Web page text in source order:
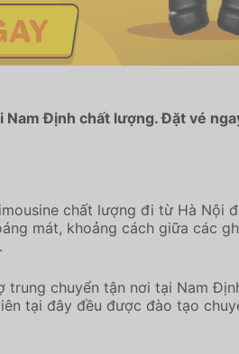
Định chất lượng. Đặt vé
chất lượng đi từ Hà Nội
mát, khoảng cách giữa các
chuyển tận nơi tại Nam
tại đây đều được đào tạo